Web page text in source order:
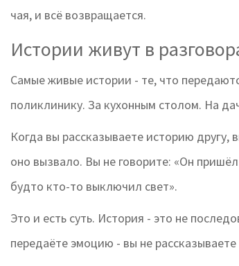
чая, и всё возвращается.
Истории живут в
Самые живые истории - те, что
поликлинику. За кухонным столом. На
Когда вы рассказываете историю другу,
оно вызвало. Вы не говорите: «Он
будто кто-то выключил свет».
Это и есть суть. История - это не
передаёте эмоцию - вы не